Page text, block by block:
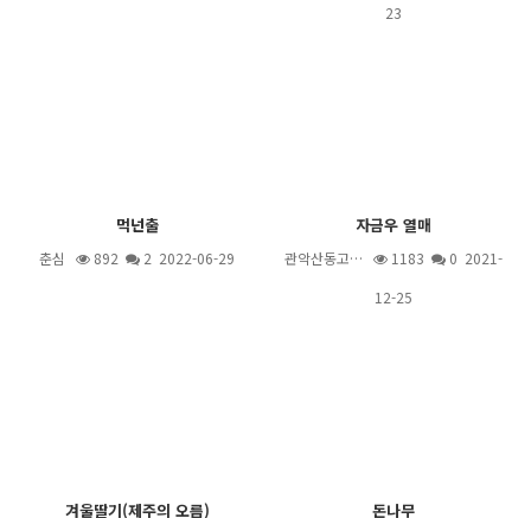
23
먹넌출
춘심 892 2 2022-06-29
자금우 열매
관악산동고… 1183
0 2021-
12-25
겨울딸기(제주의 오름) 돈나무